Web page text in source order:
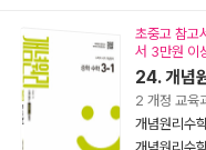
초중고 참고
서 3만원 이
24. 개념
2 개정 교육
개념원리수